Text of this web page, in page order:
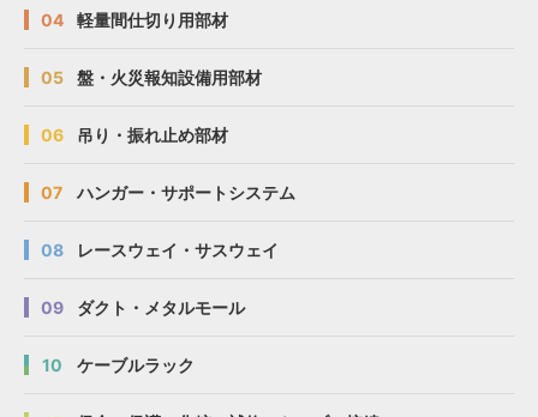
04 軽量間仕切り用部材
05 盤・火災報知設備用部材
06 吊り・振れ止め部材
07 ハンガー・サポートシステム
08 レースウェイ・サスウェイ
09 ダクト・メタルモール
10 ケーブルラック